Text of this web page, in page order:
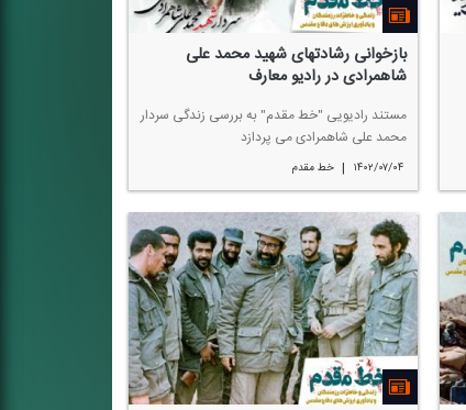
بازخوانی رشادتهای شهید محمد علی
شاهمرادی در رادیو معارف
مستند رادیویی "خط مقدم" به بررسی زندگی سردار
محمد علی شاهمرادی می پردازد
۱۴۰۲/۰۷/۰۴ | خط مقدم